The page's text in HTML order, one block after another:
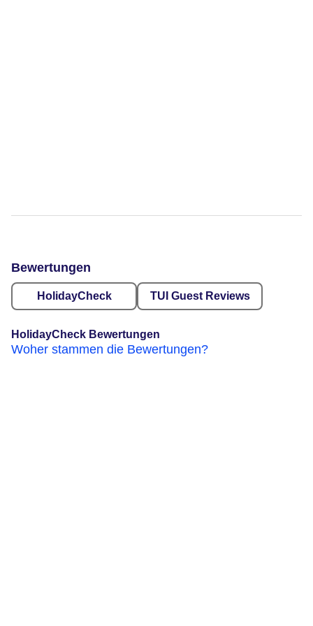
Bewertungen
HolidayCheck TUI Guest Reviews
HolidayCheck Bewertungen
Woher stammen die Bewertungen?